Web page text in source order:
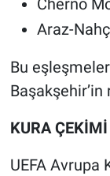
Cherno
Araz-
Bu
KURA
UEFA Avrupa
Sağlık
Spor
Teknoloji